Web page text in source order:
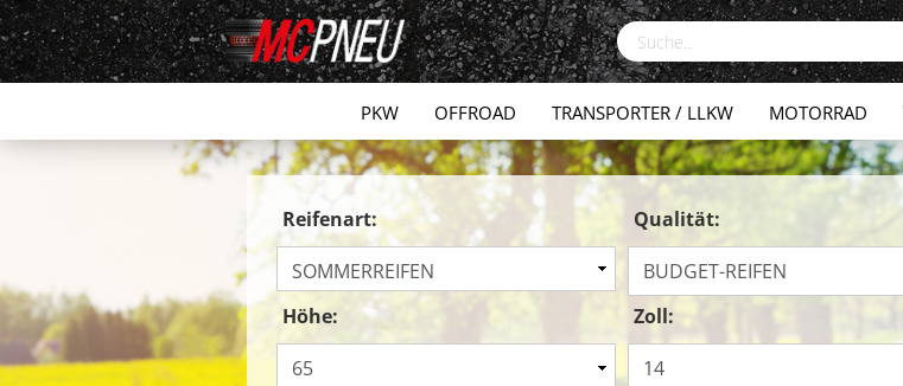
PKW OFFROAD TRANSPORTER / LLKW MOTORRAD
Reifenart: Qualität:
Höhe: Zoll: